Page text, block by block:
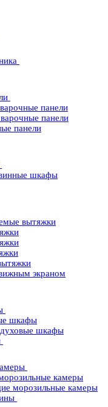
панели
панели
панели
шкафы
вытяжки
экраном
шкафы
духовые шкафы
камеры
морозильные камеры